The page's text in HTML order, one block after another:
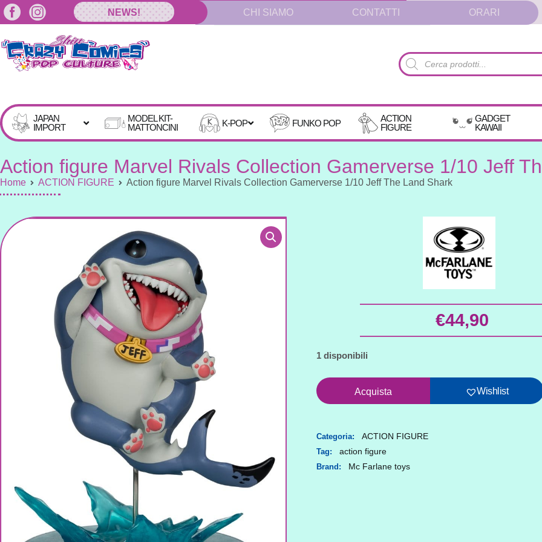
Vai
al
contenuto
NEWS! CHI SIAMO CONTATTI ORARI
Products
search
JAPAN
IMPORT
MODEL KIT-
MATTONCINI
K-POP FUNKO POP
ACTION
FIGURE
GADGET
KAWAII
Action figure Marvel Rivals Collection Gamerverse 1/10 Jeff
Home ACTION FIGURE Action figure Marvel Rivals Collection Gamerverse 1/10 Jeff The Land Shark
€44,90
1 disponibili
Action
figure
Rivals
Collection
Gamerverse
Acquista Wishlist
Categoria: ACTION FIGURE
Tag: action figure
Brand: Mc Farlane toys